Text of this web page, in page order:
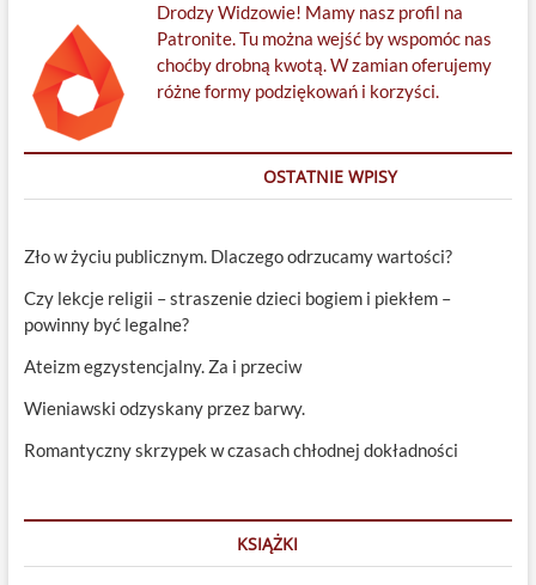
Drodzy Widzowie! Mamy nasz profil na
Patronite. Tu można wejść by wspomóc nas
choćby drobną kwotą. W zamian oferujemy
różne formy podziękowań i korzyści.
OSTATNIE WPISY
Zło w życiu publicznym. Dlaczego odrzucamy wartości?
Czy lekcje religii – straszenie dzieci bogiem i piekłem –
powinny być legalne?
Ateizm egzystencjalny. Za i przeciw
Wieniawski odzyskany przez barwy.
Romantyczny skrzypek w czasach chłodnej dokładności
KSIĄŻKI